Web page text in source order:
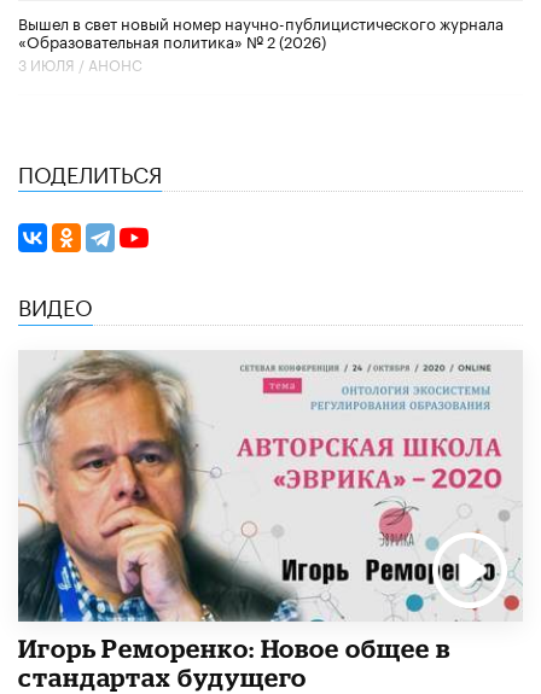
Вышел в свет новый номер научно-публицистического журнала
«Образовательная политика» № 2 (2026)
3 ИЮЛЯ / АНОНС
ПОДЕЛИТЬСЯ
ВИДЕО
Игорь Реморенко: Новое общее в
стандартах будущего